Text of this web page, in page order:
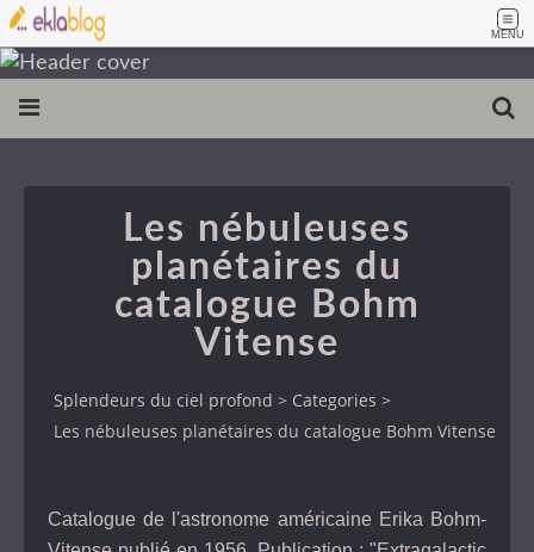
MENU
Les nébuleuses
planétaires du
catalogue Bohm
Vitense
Splendeurs du ciel profond > Categories >
Les nébuleuses planétaires du catalogue Bohm Vitense
Catalogue de l'astronome américaine Erika Bohm-